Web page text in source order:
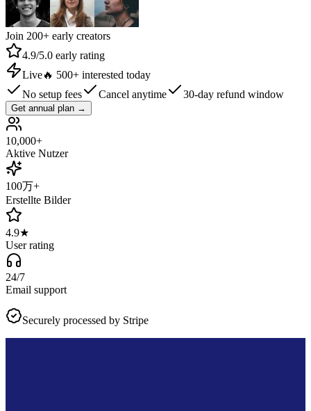
Join 200+ early creators
4.9/5.0 early rating
Live🔥 500+ interested today
No setup fees
Cancel anytime 30-day refund window
Get annual plan →
10,000+
Aktive Nutzer
100万+
Erstellte Bilder
4.9★
User rating
24/7
Email support
Securely processed by Stripe